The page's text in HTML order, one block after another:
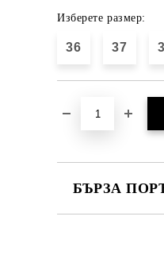
Изберете размер:
36 37
БЪРЗА